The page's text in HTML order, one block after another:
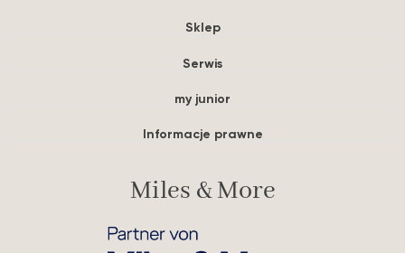
Sklep
Serwis
my junior
Informacje prawne
Miles & More